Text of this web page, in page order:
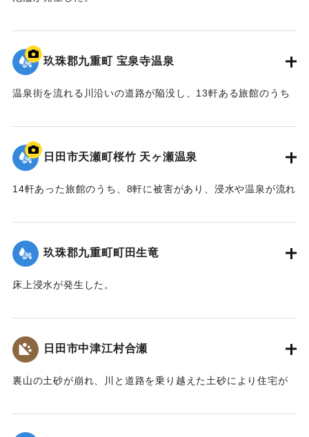
2020/7/6｜固有コード:01215075
玖珠郡九重町 宝泉寺温泉
温泉街を流れる川沿いの道路が陥没し、13軒ある旅館のうち
2020/7/6｜固有コード:
日田市天瀬町桜竹 天ヶ瀬温泉
14軒あった旅館のうち、8軒に被害があり、浸水や温泉が流れ
た。
｜固有コード:01215073
玖珠郡九重町町田生竜
床上浸水が発生した。
2020/7/6｜固有コード:01215069
日田市中津江村合瀬
裏山の土砂が崩れ、川と道路を乗り越えた土砂により住宅が